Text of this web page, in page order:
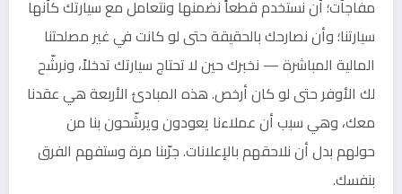
مفاجآت؛ أن نستخدم قطعاً نضمنها ونتعامل مع سيارتك كأنها
سيارتنا؛ وأن نصارحك بالحقيقة حتى لو كانت في غير مصلحتنا
المالية المباشرة — نخبرك حين لا تحتاج سيارتك تدخلاً، ونرشّح
لك الأوفر حتى لو كان أرخص. هذه المبادئ الأربعة هي عقدنا
معك، وهي سبب أن عملاءنا يعودون ويرشّحون بنا من
حولهم بدل أن نلاحقهم بالإعلانات. جرّبنا مرة وستفهم الفرق
بنفسك.